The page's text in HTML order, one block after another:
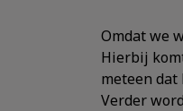
Omdat we
Hierbij
meteen
Verder